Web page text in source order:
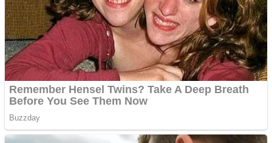
Aplică acum pentru toate
tipurile de împrumuturi
și obține bani urgent!